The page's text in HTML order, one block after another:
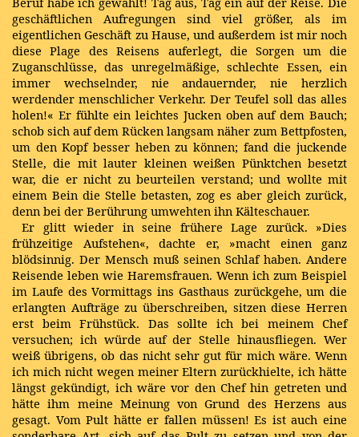
geschäftlichen Aufregungen sind viel größer, als im
eigentlichen Geschäft zu Hause, und außerdem ist mir noch
diese Plage des Reisens auferlegt, die Sorgen um die
Zuganschlüsse, das unregelmäßige, schlechte Essen, ein
immer wechselnder, nie andauernder, nie herzlich
werdender menschlicher Verkehr. Der Teufel soll das alles
holen!« Er fühlte ein leichtes Jucken oben auf dem Bauch;
schob sich auf dem Rücken langsam näher zum Bettpfosten,
um den Kopf besser heben zu können; fand die juckende
Stelle, die mit lauter kleinen weißen Pünktchen besetzt
war, die er nicht zu beurteilen verstand; und wollte mit
einem Bein die Stelle betasten, zog es aber gleich zurück,
denn bei der Berührung umwehten ihn Kälteschauer.
Er glitt wieder in seine frühere Lage zurück. »Dies
frühzeitige Aufstehen«, dachte er, »macht einen ganz
blödsinnig. Der Mensch muß seinen Schlaf haben. Andere
Reisende leben wie Haremsfrauen. Wenn ich zum Beispiel
im Laufe des Vormittags ins Gasthaus zurückgehe, um die
erlangten Aufträge zu überschreiben, sitzen diese Herren
erst beim Frühstück. Das sollte ich bei meinem Chef
versuchen; ich würde auf der Stelle hinausfliegen. Wer
weiß übrigens, ob das nicht sehr gut für mich wäre. Wenn
ich mich nicht wegen meiner Eltern zurückhielte, ich hätte
längst gekündigt, ich wäre vor den Chef hin getreten und
hätte ihm meine Meinung von Grund des Herzens aus
gesagt. Vom Pult hätte er fallen müssen! Es ist auch eine